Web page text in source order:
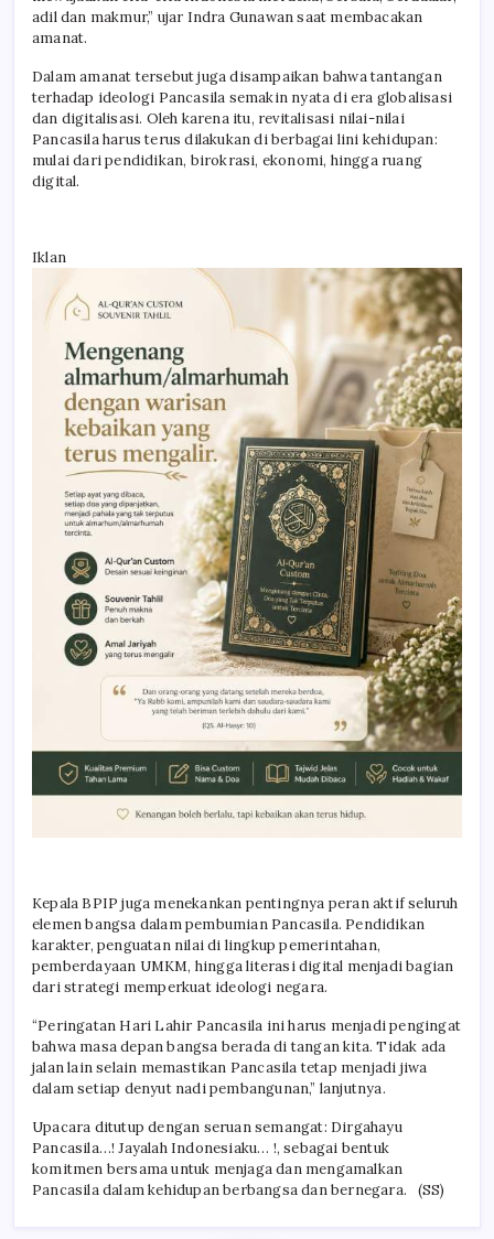
adil dan makmur,” ujar Indra Gunawan saat membacakan
amanat.
Dalam amanat tersebut juga disampaikan bahwa tantangan
terhadap ideologi Pancasila semakin nyata di era globalisasi
dan digitalisasi. Oleh karena itu, revitalisasi nilai-nilai
Pancasila harus terus dilakukan di berbagai lini kehidupan:
mulai dari pendidikan, birokrasi, ekonomi, hingga ruang
digital.
Iklan
Kepala BPIP juga menekankan pentingnya peran aktif seluruh
elemen bangsa dalam pembumian Pancasila. Pendidikan
karakter, penguatan nilai di lingkup pemerintahan,
pemberdayaan UMKM, hingga literasi digital menjadi bagian
dari strategi memperkuat ideologi negara.
“Peringatan Hari Lahir Pancasila ini harus menjadi pengingat
bahwa masa depan bangsa berada di tangan kita. Tidak ada
jalan lain selain memastikan Pancasila tetap menjadi jiwa
dalam setiap denyut nadi pembangunan,” lanjutnya.
Upacara ditutup dengan seruan semangat: Dirgahayu
Pancasila…! Jayalah Indonesiaku… !, sebagai bentuk
komitmen bersama untuk menjaga dan mengamalkan
Pancasila dalam kehidupan berbangsa dan bernegara. (SS)